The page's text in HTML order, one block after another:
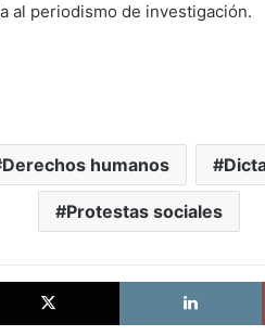
al periodismo de investigación.
Derechos humanos
Protestas sociales
X